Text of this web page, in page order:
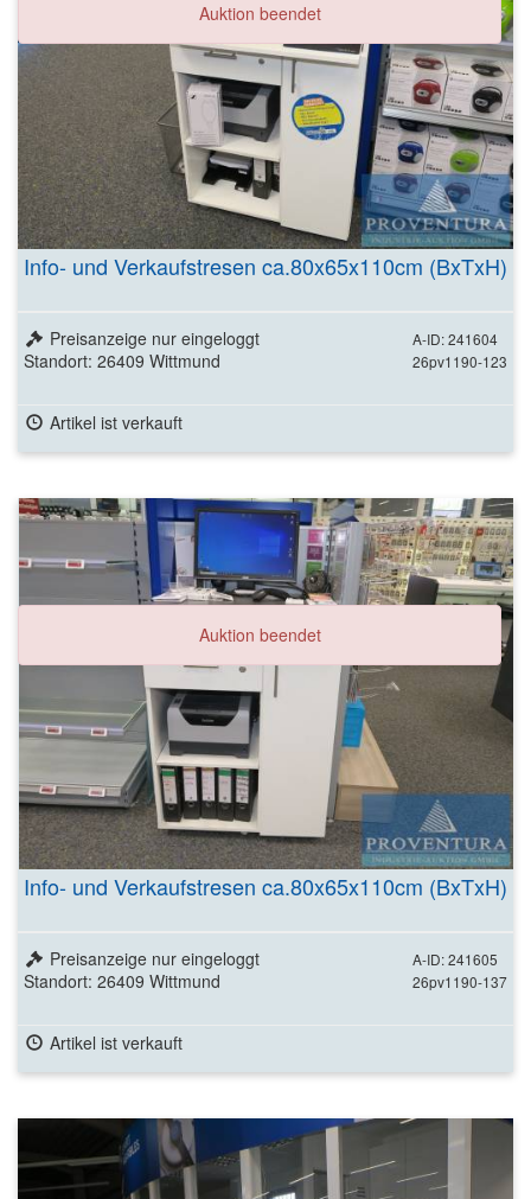
Auktion beendet
Info- und Verkaufstresen ca.80x65x110cm (BxTxH)
A-ID: 241604
26pv1190-123
Preisanzeige nur eingeloggt
Standort: 26409 Wittmund
Artikel ist verkauft
Auktion beendet
Info- und Verkaufstresen ca.80x65x110cm (BxTxH)
A-ID: 241605
26pv1190-137
Preisanzeige nur eingeloggt
Standort: 26409 Wittmund
Artikel ist verkauft